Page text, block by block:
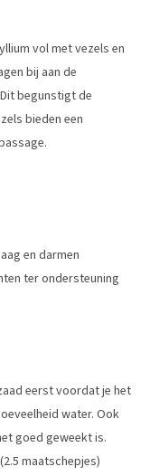
vol met vezels en
bij aan de
begunstigt de
bieden een
en darmen
ter ondersteuning
eerst voordat je het
water. Ook
goed geweekt is.
maatschepjes)